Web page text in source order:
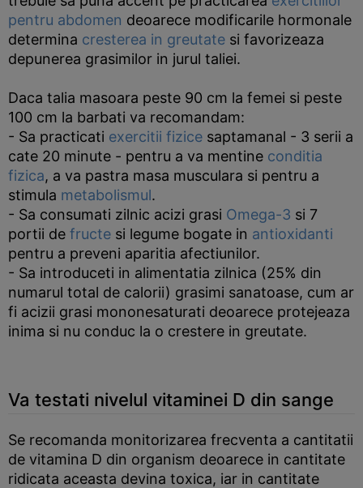
pentru abdomen deoarece modificarile hormonale
determina cresterea in greutate si favorizeaza
depunerea grasimilor in jurul taliei.
Daca talia masoara peste 90 cm la femei si peste
100 cm la barbati va recomandam:
- Sa practicati exercitii fizice saptamanal - 3 serii a
cate 20 minute - pentru a va mentine conditia
fizica, a va pastra masa musculara si pentru a
stimula metabolismul.
- Sa consumati zilnic acizi grasi Omega-3 si 7
portii de fructe si legume bogate in antioxidanti
pentru a preveni aparitia afectiunilor.
- Sa introduceti in alimentatia zilnica (25% din
numarul total de calorii) grasimi sanatoase, cum ar
fi acizii grasi mononesaturati deoarece protejeaza
inima si nu conduc la o crestere in greutate.
Va testati nivelul vitaminei D din sange
Se recomanda monitorizarea frecventa a cantitatii
de vitamina D din organism deoarece in cantitate
ridicata aceasta devina toxica, iar in cantitate